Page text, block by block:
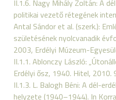
II.1.6. Nagy Mihály Zoltán: A
politikai vezető rétegének
Antal Sándor et al. (szerk.):
születésének nyolcvanadik
2003, Erdélyi Múzeum-
II.1.1. Ablonczy László:
Erdélyi ősz, 1940. Hitel, 2010.
II.1.3. L. Balogh Béni: A dél-
helyzete (1940–1944). In